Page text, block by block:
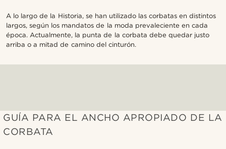
A lo largo de la Historia, se han utilizado las corbatas en distintos
largos, según los mandatos de la moda prevaleciente en cada
época. Actualmente, la punta de la corbata debe quedar justo
arriba o a mitad de camino del cinturón.
GUÍA PARA EL ANCHO APROPIADO DE LA
CORBATA